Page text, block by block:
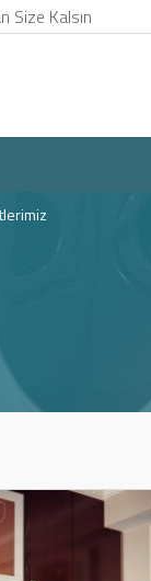
Size Kalsın